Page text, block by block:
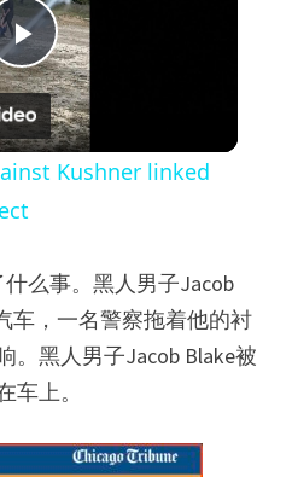
P
l
a
y
V
Kushner linked
么事。黑人男子Jacob
车，一名警察拖着他的衬
。黑人男子Jacob Blake被
车上。